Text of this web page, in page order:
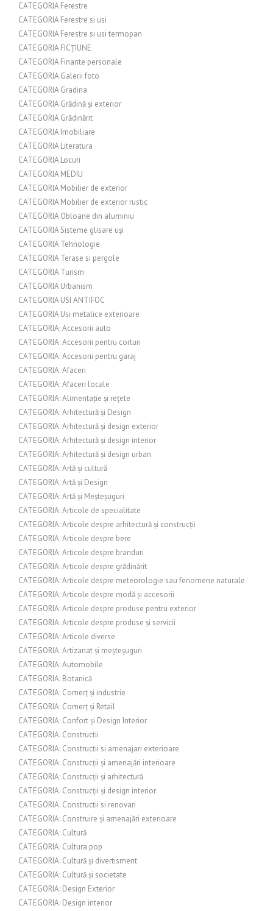
CATEGORIA Ferestre
CATEGORIA Ferestre si usi
CATEGORIA Ferestre si usi termopan
CATEGORIA FICȚIUNE
CATEGORIA Finante personale
CATEGORIA Galerii foto
CATEGORIA Gradina
CATEGORIA Grădină și exterior
CATEGORIA Grădinărit
CATEGORIA Imobiliare
CATEGORIA Literatura
CATEGORIA Locuri
CATEGORIA MEDIU
CATEGORIA Mobilier de exterior
CATEGORIA Mobilier de exterior rustic
CATEGORIA Obloane din aluminiu
CATEGORIA Sisteme glisare uși
CATEGORIA Tehnologie
CATEGORIA Terase si pergole
CATEGORIA Turism
CATEGORIA Urbanism
CATEGORIA USI ANTIFOC
CATEGORIA Usi metalice exterioare
CATEGORIA: Accesorii auto
CATEGORIA: Accesorii pentru corturi
CATEGORIA: Accesorii pentru garaj
CATEGORIA: Afaceri
CATEGORIA: Afaceri locale
CATEGORIA: Alimentație și rețete
CATEGORIA: Arhitectură și Design
CATEGORIA: Arhitectură și design exterior
CATEGORIA: Arhitectură și design interior
CATEGORIA: Arhitectură și design urban
CATEGORIA: Artă și cultură
CATEGORIA: Artă și Design
CATEGORIA: Artă și Meșteșuguri
CATEGORIA: Articole de specialitate
CATEGORIA: Articole despre arhitectură și construcții
CATEGORIA: Articole despre bere
CATEGORIA: Articole despre branduri
CATEGORIA: Articole despre grădinărit
CATEGORIA: Articole despre meteorologie sau fenomene naturale
CATEGORIA: Articole despre modă și accesorii
CATEGORIA: Articole despre produse pentru exterior
CATEGORIA: Articole despre produse și servicii
CATEGORIA: Articole diverse
CATEGORIA: Artizanat și meșteșuguri
CATEGORIA: Automobile
CATEGORIA: Botanică
CATEGORIA: Comerț și industrie
CATEGORIA: Comerț și Retail
CATEGORIA: Confort și Design Interior
CATEGORIA: Constructii
CATEGORIA: Constructii si amenajari exterioare
CATEGORIA: Construcții și amenajări interioare
CATEGORIA: Construcții și arhitectură
CATEGORIA: Construcții și design interior
CATEGORIA: Constructii si renovari
CATEGORIA: Construire și amenajări exterioare
CATEGORIA: Cultură
CATEGORIA: Cultura pop
CATEGORIA: Cultură și divertisment
CATEGORIA: Cultură și societate
CATEGORIA: Design Exterior
CATEGORIA: Design interior